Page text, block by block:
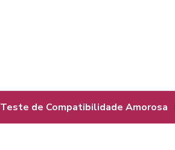
Teste de Compatibilidade Amorosa